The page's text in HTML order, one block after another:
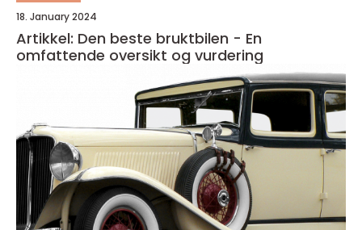
18. January 2024
Artikkel: Den beste bruktbilen - En
omfattende oversikt og vurdering